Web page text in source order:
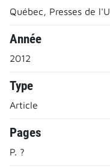
Québec, Presses de
Année
2012
Type
Article
Pages
P. ?